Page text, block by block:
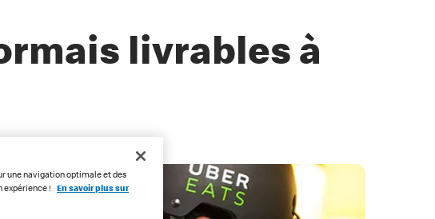
livrables à
une navigation optimale et des
expérience !
En savoir plus sur